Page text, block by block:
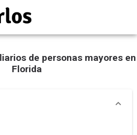
de personas mayores en
Florida